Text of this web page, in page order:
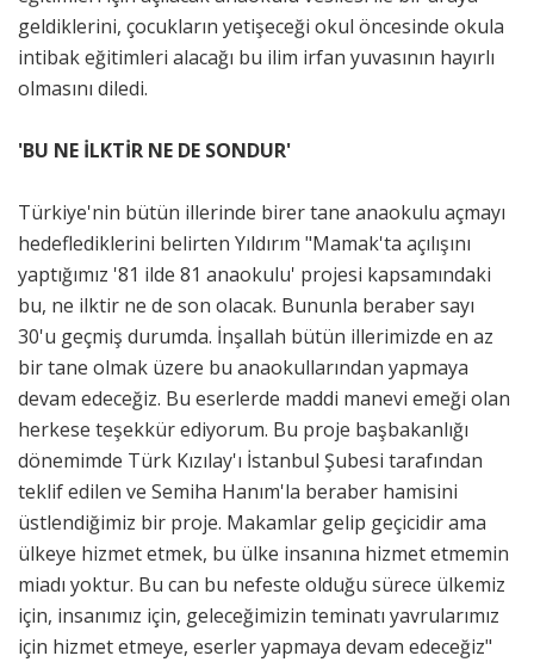
geldiklerini, çocukların yetişeceği okul öncesinde okula
intibak eğitimleri alacağı bu ilim irfan yuvasının hayırlı
olmasını diledi.
'BU NE İLKTİR NE DE SONDUR'
Türkiye'nin bütün illerinde birer tane anaokulu açmayı
hedeflediklerini belirten Yıldırım "Mamak'ta açılışını
yaptığımız '81 ilde 81 anaokulu' projesi kapsamındaki
bu, ne ilktir ne de son olacak. Bununla beraber sayı
30'u geçmiş durumda. İnşallah bütün illerimizde en az
bir tane olmak üzere bu anaokullarından yapmaya
devam edeceğiz. Bu eserlerde maddi manevi emeği olan
herkese teşekkür ediyorum. Bu proje başbakanlığı
dönemimde Türk Kızılay'ı İstanbul Şubesi tarafından
teklif edilen ve Semiha Hanım'la beraber hamisini
üstlendiğimiz bir proje. Makamlar gelip geçicidir ama
ülkeye hizmet etmek, bu ülke insanına hizmet etmemin
miadı yoktur. Bu can bu nefeste olduğu sürece ülkemiz
için, insanımız için, geleceğimizin teminatı yavrularımız
için hizmet etmeye, eserler yapmaya devam edeceğiz"